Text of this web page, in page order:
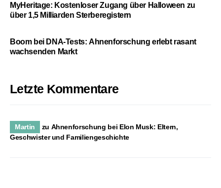
MyHeritage: Kostenloser Zugang über Halloween zu
über 1,5 Milliarden Sterberegistern
Boom bei DNA-Tests: Ahnenforschung erlebt rasant
wachsenden Markt
Letzte Kommentare
Martin zu Ahnenforschung bei Elon Musk: Eltern,
Geschwister und Familiengeschichte